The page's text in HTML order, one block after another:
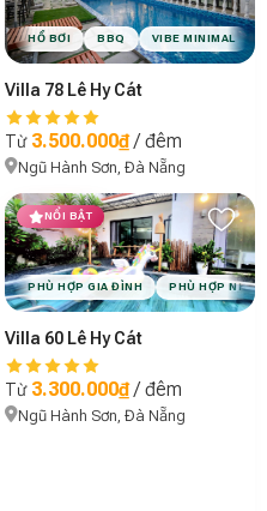
VIBE MINIMAL
HỒ BƠI BBQ VIBE MINIMAL
Villa 78 Lê Hy Cát
Từ 3.500.000₫/ đêm
Ngũ Hành Sơn, Đà Nẵng
VIBE HÀN QUỐC
NỔI BẬT
PHÙ HỢP GIA ĐÌNH PHÙ HỢP
Villa 60 Lê Hy Cát
Từ 3.300.000₫/ đêm
Ngũ Hành Sơn, Đà Nẵng